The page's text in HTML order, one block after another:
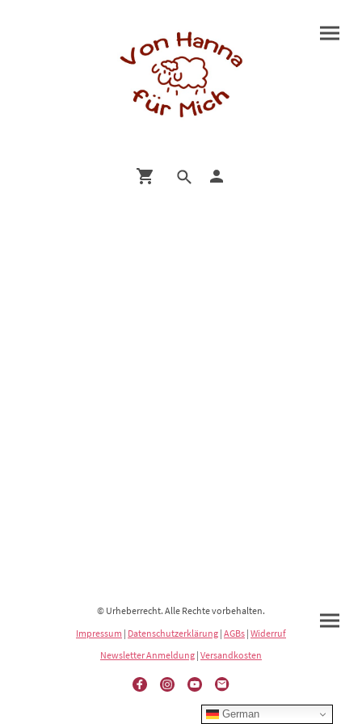
© Urheberrecht. Alle Rechte vorbehalten.
Impressum | Datenschutzerklärung | AGBs | Widerruf
Newsletter Anmeldung | Versandkosten
German